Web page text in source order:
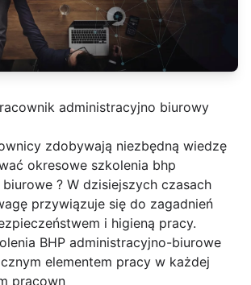
administracyjno biurowy
zdobywają niezbędną wiedzę
okresowe szkolenia bhp
? W dzisiejszych czasach
przywiązuje się do zagadnień
i higieną pracy.
BHP administracyjno-biurowe
elementem pracy w każdej
pracown